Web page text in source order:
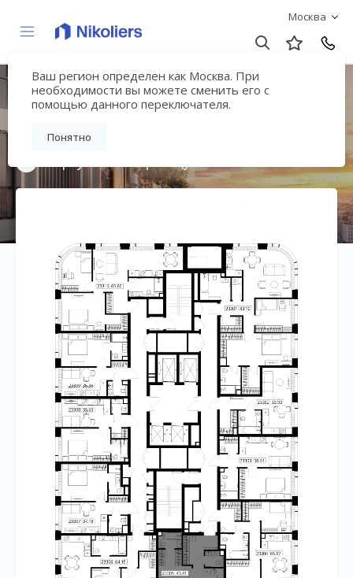
Москва
Ваш регион определен как Москва. При
необходимости вы можете сменить его с
помощью данного переключателя.
Понятно
Мультиквартал
«ВЕЕР»